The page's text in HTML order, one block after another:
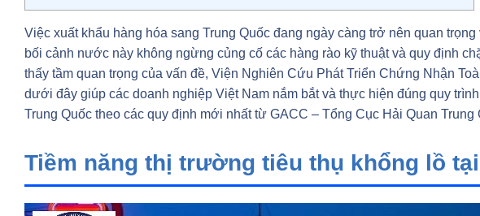
Việc xuất khẩu hàng hóa sang Trung Quốc đang ngày càng trở nên quan
bối cảnh nước này không ngừng củng cố các hàng rào kỹ thuật và quy định
thấy tầm quan trọng của vấn đề, Viện Nghiên Cứu Phát Triển Chứng Nhận
dưới đây giúp các doanh nghiệp Việt Nam nắm bắt và thực hiện đúng quy
Trung Quốc theo các quy định mới nhất từ GACC – Tổng Cục Hải Quan Trung
Tiềm năng thị trường tiêu thụ khổng lồ